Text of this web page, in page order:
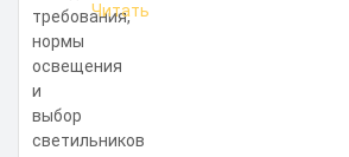
Читать